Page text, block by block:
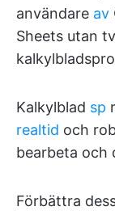
användare av
Sheets utan
Kalkylblad sp
realtid och
bearbeta och
Förbättra